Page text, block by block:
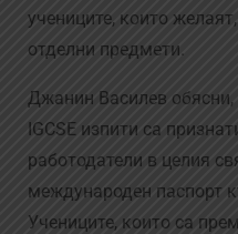
учениците, които
отделни предмети.
Джанин Василев
IGCSE изпити са
работодатели в целия
международен паспорт
Учениците, които са